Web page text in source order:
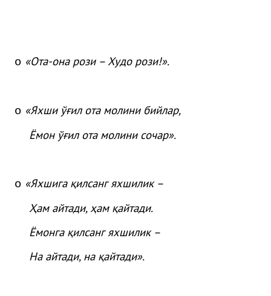
o «Ота-она рози– Худо рози!».
o «Яхши ўғил ота молини бийлар,
Ёмон ўғил ота молини сочар».
o «Яхшига қилсанг яхшилик –
Ҳам айтади, ҳам қайтади.
Ёмонга қилсанг яхшилик –
На айтади, на қайтади».